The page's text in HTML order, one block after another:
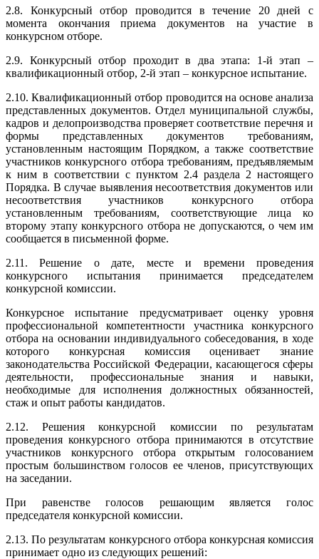
2.8. Конкурсный отбор проводится в течение 20 дней с
момента окончания приема документов на участие в
конкурсном отборе.
2.9. Конкурсный отбор проходит в два этапа: 1-й этап –
квалификационный отбор, 2-й этап – конкурсное испытание.
2.10. Квалификационный отбор проводится на основе анализа
представленных документов. Отдел муниципальной службы,
кадров и делопроизводства проверяет соответствие перечня и
формы представленных документов требованиям,
установленным настоящим Порядком, а также соответствие
участников конкурсного отбора требованиям, предъявляемым
к ним в соответствии с пунктом 2.4 раздела 2 настоящего
Порядка. В случае выявления несоответствия документов или
несоответствия участников конкурсного отбора
установленным требованиям, соответствующие лица ко
второму этапу конкурсного отбора не допускаются, о чем им
сообщается в письменной форме.
2.11. Решение о дате, месте и времени проведения
конкурсного испытания принимается председателем
конкурсной комиссии.
Конкурсное испытание предусматривает оценку уровня
профессиональной компетентности участника конкурсного
отбора на основании индивидуального собеседования, в ходе
которого конкурсная комиссия оценивает знание
законодательства Российской Федерации, касающегося сферы
деятельности, профессиональные знания и навыки,
необходимые для исполнения должностных обязанностей,
стаж и опыт работы кандидатов.
2.12. Решения конкурсной комиссии по результатам
проведения конкурсного отбора принимаются в отсутствие
участников конкурсного отбора открытым голосованием
простым большинством голосов ее членов, присутствующих
на заседании.
При равенстве голосов решающим является голос
председателя конкурсной комиссии.
2.13. По результатам конкурсного отбора конкурсная комиссия
принимает одно из следующих решений: